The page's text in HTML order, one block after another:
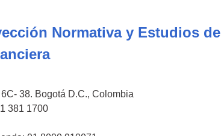
Normativa y Estudios de
38. Bogotá D.C., Colombia
381 1700